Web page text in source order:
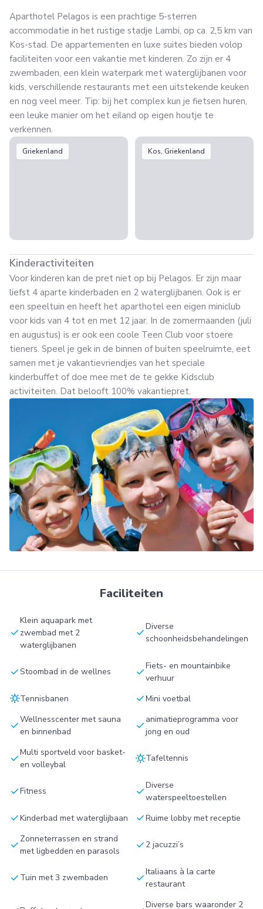
Aparthotel Pelagos is een prachtige 5-sterren
accommodatie in het rustige stadje Lambi, op ca. 2,5 km van
Kos-stad. De appartementen en luxe suites bieden volop
faciliteiten voor een vakantie met kinderen. Zo zijn er 4
zwembaden, een klein waterpark met waterglijbanen voor
kids, verschillende restaurants met een uitstekende keuken
en nog veel meer. Tip: bij het complex kun je fietsen huren,
een leuke manier om het eiland op eigen houtje te
verkennen.
Griekenland Kos, Griekenland
Kinderactiviteiten
Voor kinderen kan de pret niet op bij Pelagos. Er zijn maar
liefst 4 aparte kinderbaden en 2 waterglijbanen. Ook is er
een speeltuin en heeft het aparthotel een eigen miniclub
voor kids van 4 tot en met 12 jaar. In de zomermaanden (juli
en augustus) is er ook een coole Teen Club voor stoere
tieners. Speel je gek in de binnen of buiten speelruimte, eet
samen met je vakantievriendjes van het speciale
kinderbuffet of doe mee met de te gekke Kidsclub
activiteiten. Dat belooft 100% vakantiepret.
Faciliteiten
check
Klein aquapark met
zwembad met 2
waterglijbanen
checkDiverse
schoonheidsbehandelingen
checkStoombad in de wellnes checkFiets- en mountainbike
verhuur
sunnyTennisbanen checkMini voetbal
checkWellnesscenter met sauna
en binnenbad
check animatieprogramma voor
jong en oud
checkMulti sportveld voor basket-
en volleybal
sunnyTafeltennis
checkFitness checkDiverse
waterspeeltoestellen
checkKinderbad met waterglijbaan checkRuime lobby met receptie
check Zonneterrassen en strand
met ligbedden en parasols
check 2 jacuzzi’s
check Tuin met 3 zwembaden checkItaliaans à la carte
restaurant
Diverse bars waaronder 2